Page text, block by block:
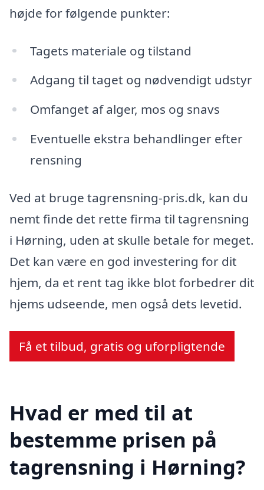
højde for følgende punkter:
Tagets materiale og tilstand
Adgang til taget og nødvendigt udstyr
Omfanget af alger, mos og snavs
Eventuelle ekstra behandlinger efter
rensning
Ved at bruge tagrensning-pris.dk, kan du
nemt finde det rette firma til tagrensning
i Hørning, uden at skulle betale for meget.
Det kan være en god investering for dit
hjem, da et rent tag ikke blot forbedrer dit
hjems udseende, men også dets levetid.
Få et tilbud, gratis og uforpligtende
Hvad er med til at
bestemme prisen på
tagrensning i Hørning?